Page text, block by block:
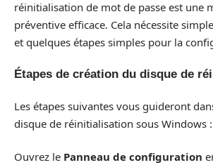
réinitialisation de mot de passe est une
préventive efficace. Cela nécessite
et quelques étapes simples pour la
Étapes de création du disque de
Les étapes suivantes vous guideront
disque de réinitialisation sous Windows :
Ouvrez le Panneau de configuration